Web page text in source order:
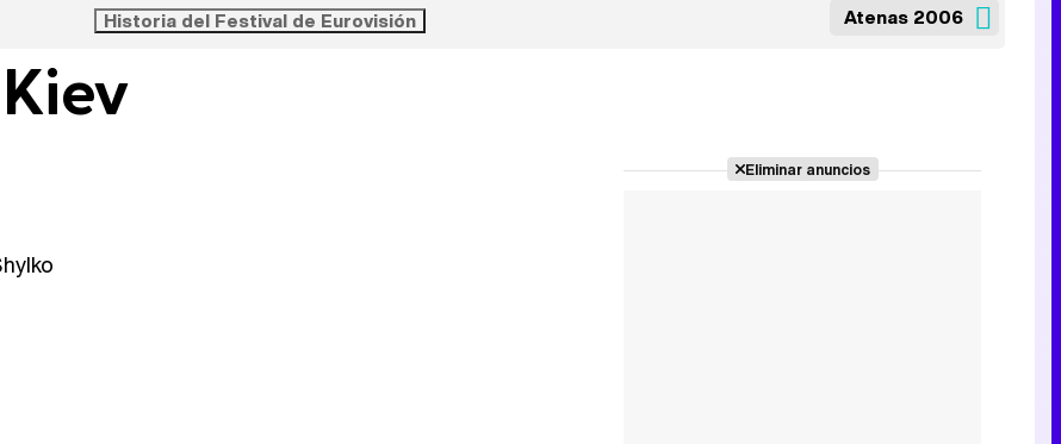
Historia del Festival de Eurovisión Atenas 2006
Eliminar anuncios